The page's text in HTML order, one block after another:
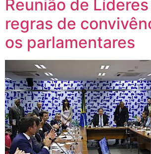
Reunião de
regras de
os parlamentares